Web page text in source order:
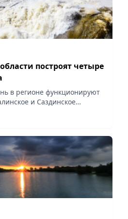
построят четыре
в регионе функционируют
и Саздинское
Vecher.kz.